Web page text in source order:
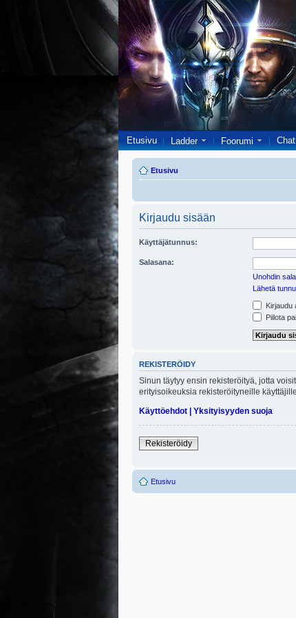
Etusivu Ladder Foorumi Chat
Etusivu
Kirjaudu sisään
Käyttäjätunnus:
Salasana:
Unohdin
Lähetä
Kirjaudu
Piilota
REKISTERÖIDY
Sinun täytyy ensin rekisteröityä, jotta
erityisoikeuksia rekisteröityneille
Käyttöehdot | Yksityisyyden suoja
Rekisteröidy
Etusivu